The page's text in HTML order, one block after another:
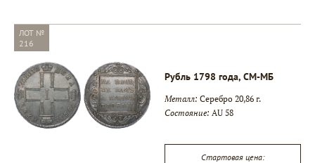
ЛОТ №
216
Рубль 1798 года, СМ-МБ
Металл: Серебро 20,86 г.
Состояние: AU 58
Стартовая цена: